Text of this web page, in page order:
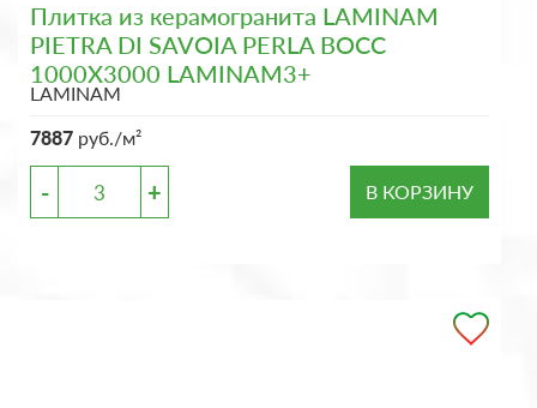
Плитка из керамогранита LAMINAM
PIETRA DI SAVOIA PERLA BOCC
1000X3000 LAMINAM3+
LAMINAM
7887 руб./м²
- + В КОРЗИНУ